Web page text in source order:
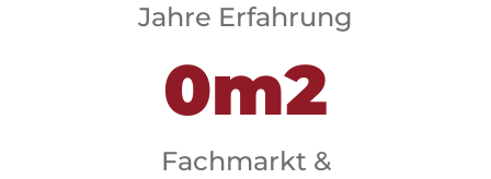
Jahre Erfahrung
0
Fachmarkt &